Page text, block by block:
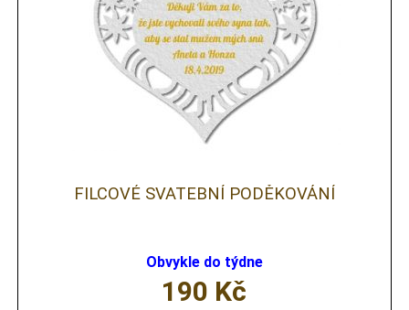
FILCOVÉ SVATEBNÍ PODĚKOVÁNÍ
Obvykle do týdne
190 Kč